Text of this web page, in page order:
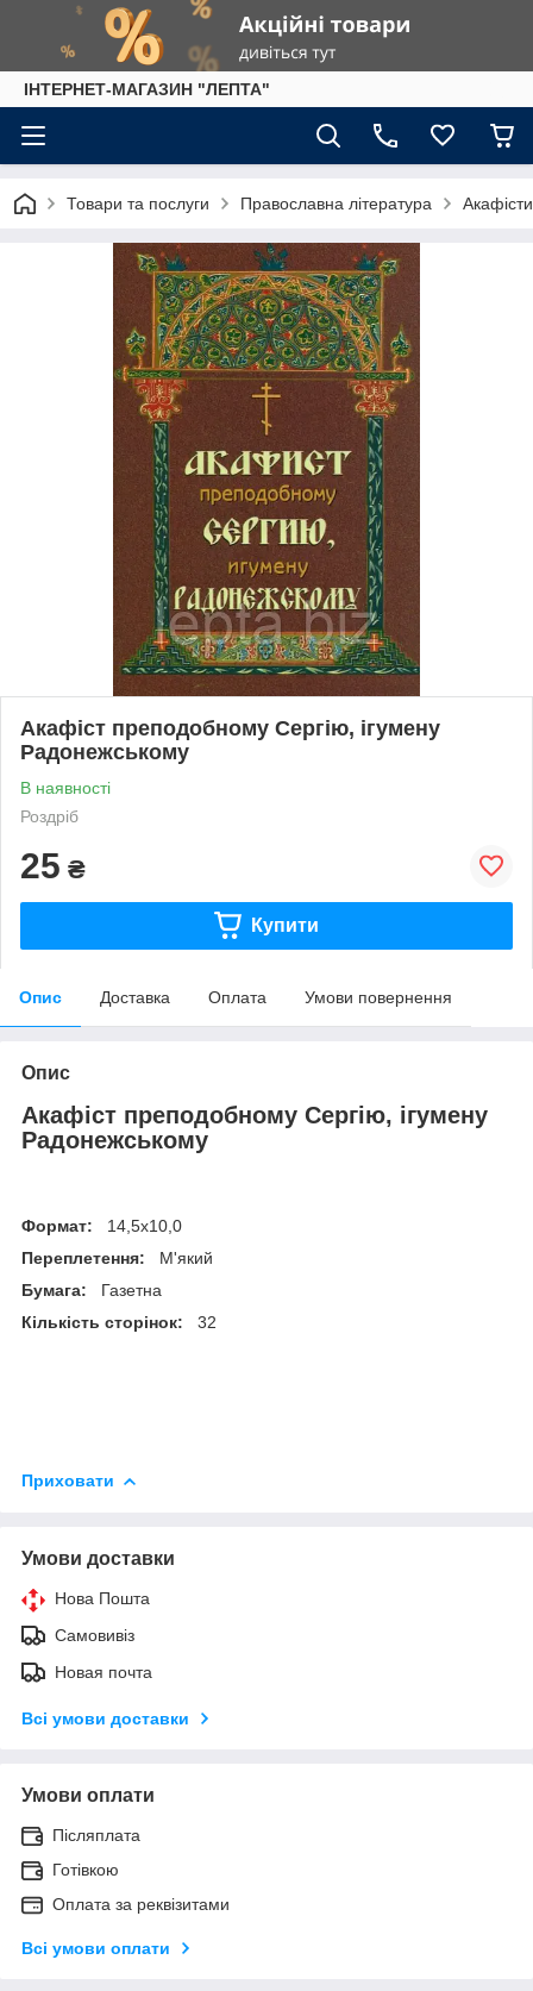
IНТЕРНЕТ-МАГАЗИН "ЛЕПТА"
Товари та послуги Православна література
Акафіст преподобному Сергію, ігумену
Радонежському
В наявності
Роздріб
25 ₴
Купити
Опис Доставка Оплата Умови повернення
Опис
Акафіст преподобному Сергію, ігумену
Радонежському
Формат: 14,5х10,0
Переплетення: М'який
Бумага: Газетна
Кількість сторінок:
32
Приховати
Умови доставки
Нова Пошта
Самовивіз
Новая почта
Всі умови доставки
Умови оплати
Післяплата
Готівкою
Оплата за реквізитами
Всі умови оплати